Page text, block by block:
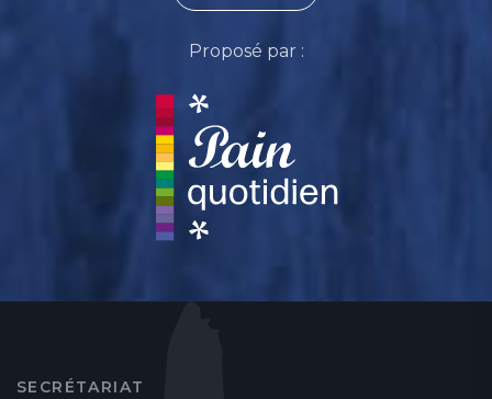
Proposé par :
SECRÉTARIAT